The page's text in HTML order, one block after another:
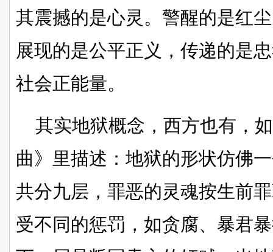
其震撼的是心灵。警醒的是红
展现的是公平正义，传递的是
社会正能量。
其实地狱概念，西方也有，
曲》里描述：地狱的形状仿佛
共分九层，罪恶的灵魂按生前
受不同的惩罚，如贪腐、暴君